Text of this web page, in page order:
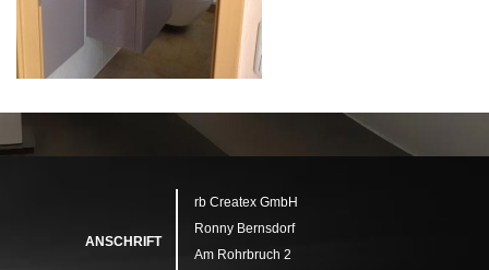
ANSCHRIFT
rb Createx GmbH
Ronny Bernsdorf
Am Rohrbruch 2